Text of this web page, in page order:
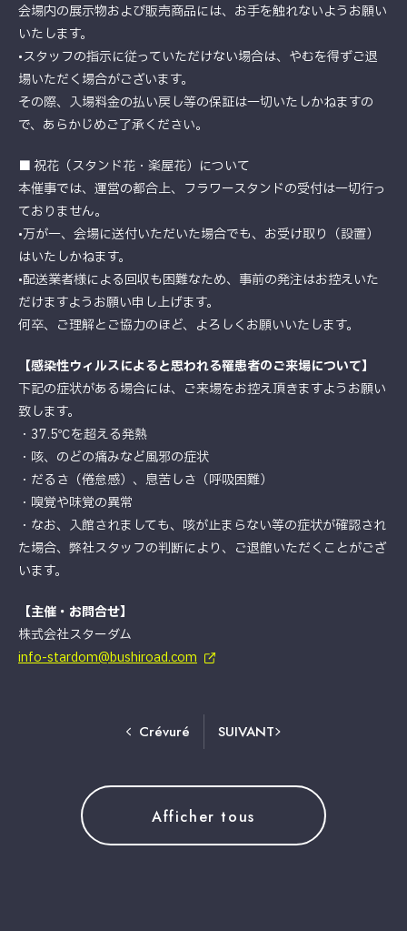
会場内の展示物および販売商品には、お手を触れないようお願い
いたします。
•スタッフの指示に従っていただけない場合は、やむを得ずご退
場いただく場合がございます。
その際、入場料金の払い戻し等の保証は一切いたしかねますの
で、あらかじめご了承ください。
■ 祝花（スタンド花・楽屋花）について
本催事では、運営の都合上、フラワースタンドの受付は一切行っ
ておりません。
•万が一、会場に送付いただいた場合でも、お受け取り（設置）
はいたしかねます。
•配送業者様による回収も困難なため、事前の発注はお控えいた
だけますようお願い申し上げます。
何卒、ご理解とご協力のほど、よろしくお願いいたします。
【感染性ウィルスによると思われる罹患者のご来場について】
下記の症状がある場合には、ご来場をお控え頂きますようお願い
致します。
・37.5℃を超える発熱
・咳、のどの痛みなど風邪の症状
・だるさ（倦怠感）、息苦しさ（呼吸困難）
・嗅覚や味覚の異常
・なお、入館されましても、咳が止まらない等の症状が確認され
た場合、弊社スタッフの判断により、ご退館いただくことがござ
います。
【主催・お問合せ】
株式会社スターダム
info-stardom@bushiroad.com
Crévuré SUIVANT
Afficher tous